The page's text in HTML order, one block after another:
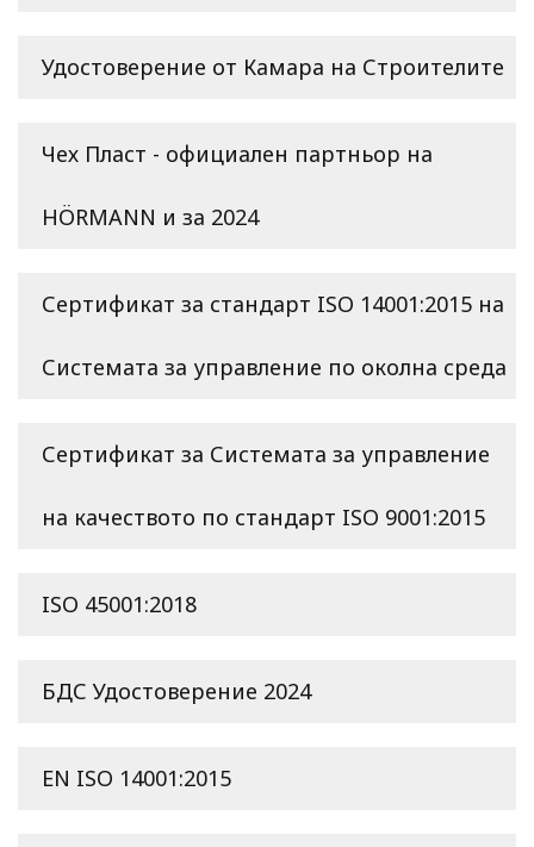
Удостоверение от Камара на Строителите
Чех Пласт - официален партньор на
HÖRMANN и за 2024
Сертификат за стандарт ISO 14001:2015 на
Системата за управление по околна среда
Сертификат за Системата за управление
на качеството по стандарт ISO 9001:2015
ISO 45001:2018
БДС Удостоверение 2024
EN ISO 14001:2015